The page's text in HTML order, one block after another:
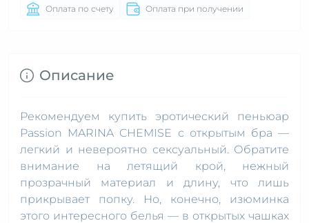
Оплата по счету
Оплата при получении
Описание
Рекомендуем купить эротический пеньюар
Passion MARINA CHEMISE с открытым бра —
легкий и невероятно сексуальный. Обратите
внимание на летящий крой, нежный
прозрачный материал и длину, что лишь
прикрывает попку. Но, конечно, изюминка
этого интересного белья — в открытых чашках